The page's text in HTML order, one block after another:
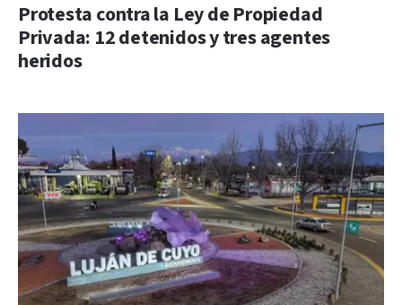
Protesta contra la Ley de Propiedad
Privada: 12 detenidos y tres agentes
heridos